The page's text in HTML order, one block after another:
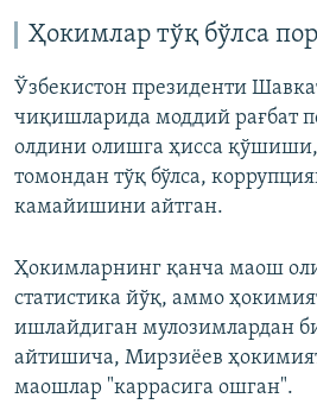
Ҳокимлар тўқ бўлса
Ўзбекистон президенти
чиқишларида моддий рағбат
олдини олишга ҳисса
томондан тўқ бўлса,
камайишини айтган.
Ҳокимларнинг қанча маош
статистика йўқ, аммо
ишлайдиган мулозимлардан
айтишича, Мирзиёев
маошлар "каррасига ошган".